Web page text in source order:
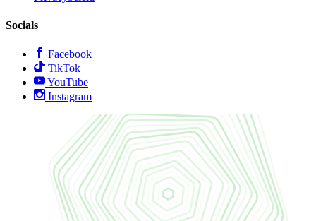
Socials
Facebook
TikTok
YouTube
Instagram